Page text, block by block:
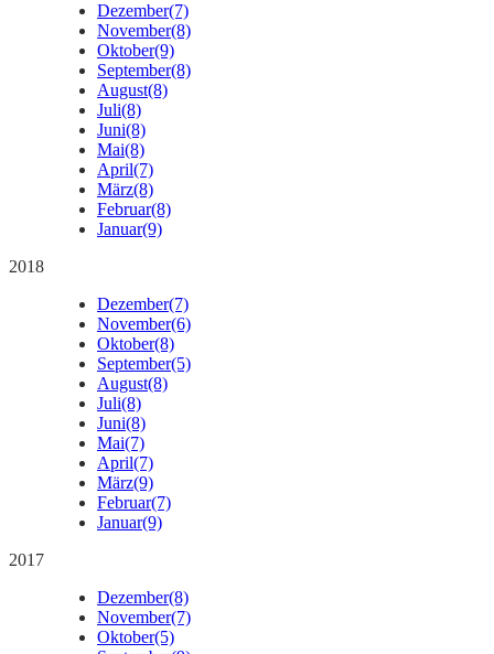
Dezember(7)
November(8)
Oktober(9)
September(8)
August(8)
Juli(8)
Juni(8)
Mai(8)
April(7)
März(8)
Februar(8)
Januar(9)
2018
Dezember(7)
November(6)
Oktober(8)
September(5)
August(8)
Juli(8)
Juni(8)
Mai(7)
April(7)
März(9)
Februar(7)
Januar(9)
2017
Dezember(8)
November(7)
Oktober(5)